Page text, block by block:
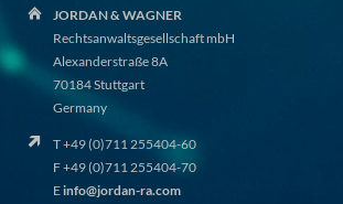
JORDAN & WAGNER
Rechtsanwaltsgesellschaft mbH
Alexanderstraße 8A
70184 Stuttgart
Germany
T +49 (0)711 255404-60
F +49 (0)711 255404-70
Einfo@jordan-ra.com